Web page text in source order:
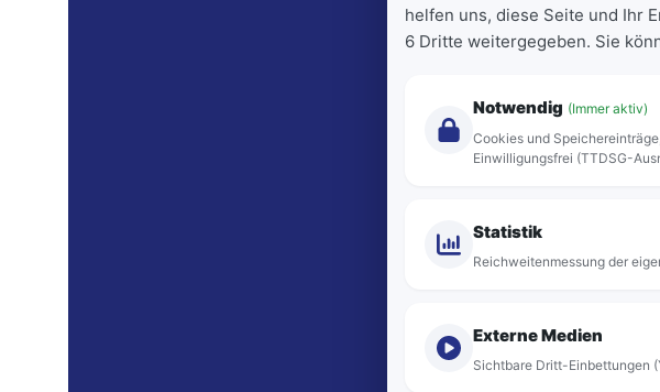
helfen uns, diese Seite und Ihr
6 Dritte weitergegeben. Sie
Notwendig (Immer aktiv)
Cookies und
Einwilligungsfrei (TTDSG-
Statistik
Reichweitenmessung der
Externe Medien
Sichtbare Dritt-Einbettungen